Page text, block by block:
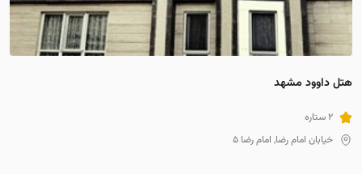
هتل داوود مشهد
2 ستاره
خیابان امام رضا, امام رضا 5